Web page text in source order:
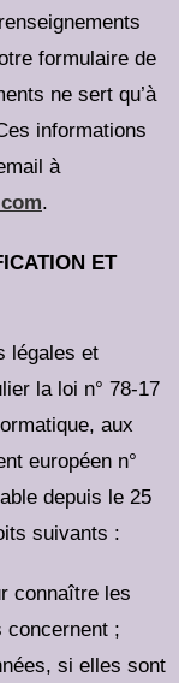
formulaire de
ne sert qu’à
informations
à
.
ET
légales et
la loi n° 78-17
aux
européen n°
depuis le 25
suivants :
connaître les
concernent ;
si elles sont